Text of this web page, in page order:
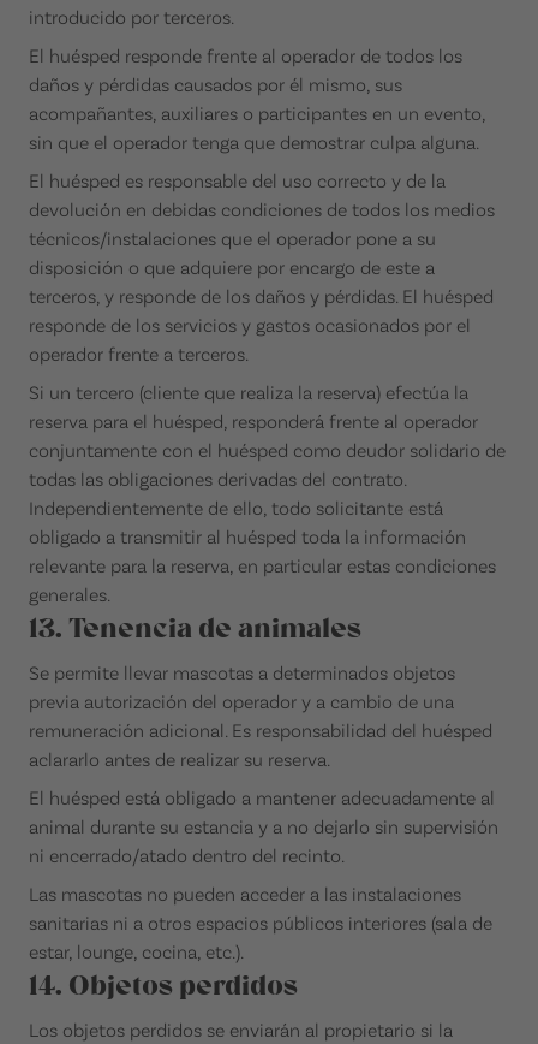
introducido por terceros.
El huésped responde frente al operador de todos los
daños y pérdidas causados por él mismo, sus
acompañantes, auxiliares o participantes en un evento,
sin que el operador tenga que demostrar culpa alguna.
El huésped es responsable del uso correcto y de la
devolución en debidas condiciones de todos los medios
técnicos/instalaciones que el operador pone a su
disposición o que adquiere por encargo de este a
terceros, y responde de los daños y pérdidas. El huésped
responde de los servicios y gastos ocasionados por el
operador frente a terceros.
Si un tercero (cliente que realiza la reserva) efectúa la
reserva para el huésped, responderá frente al operador
conjuntamente con el huésped como deudor solidario de
todas las obligaciones derivadas del contrato.
Independientemente de ello, todo solicitante está
obligado a transmitir al huésped toda la información
relevante para la reserva, en particular estas condiciones
generales.
13. Tenencia de animales
Se permite llevar mascotas a determinados objetos
previa autorización del operador y a cambio de una
remuneración adicional. Es responsabilidad del huésped
aclararlo antes de realizar su reserva.
El huésped está obligado a mantener adecuadamente al
animal durante su estancia y a no dejarlo sin supervisión
ni encerrado/atado dentro del recinto.
Las mascotas no pueden acceder a las instalaciones
sanitarias ni a otros espacios públicos interiores (sala de
estar, lounge, cocina, etc.).
14. Objetos perdidos
Los objetos perdidos se enviarán al propietario si la